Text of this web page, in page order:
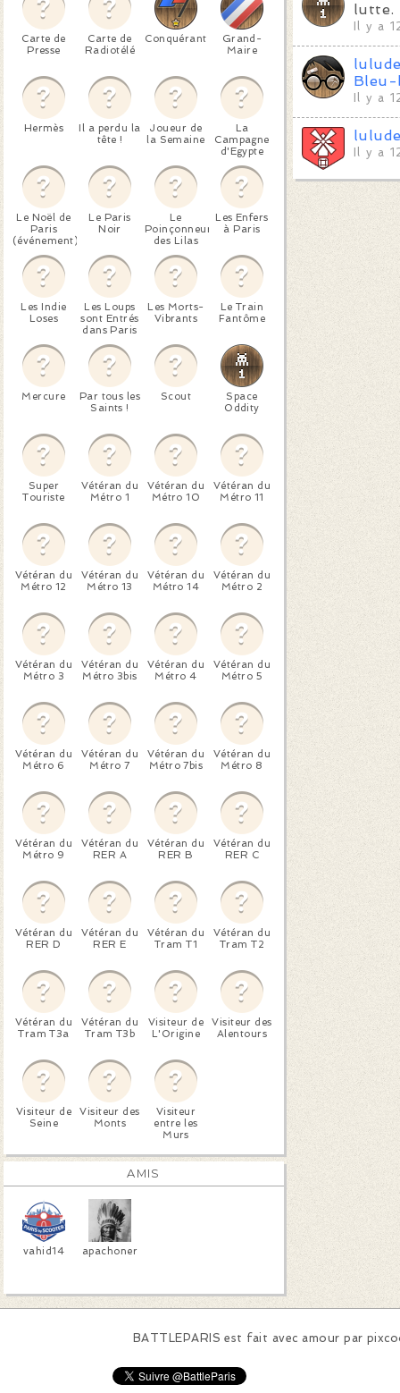
Carte de
Presse
Carte de
Radiotélé
Conquérant
Grand-
Maire
Hermès
Il a perdu la
tête !
Joueur de
la Semaine
La
Campagne
d'Egypte
Le Noël de
Paris
(événement)
Le Paris
Noir
Le
Poinçonneur
des Lilas
Les Enfers
à Paris
Les Indie
Loses
Les Loups
sont Entrés
dans Paris
Les Morts-
Vibrants
Le Train
Fantôme
Mercure
Par tous les
Saints !
Scout
Space
Oddity
Super
Touriste
Vétéran du
Métro 1
Vétéran du
Métro 10
Vétéran du
Métro 11
Vétéran du
Métro 12
Vétéran du
Métro 13
Vétéran du
Métro 14
Vétéran du
Métro 2
Vétéran du
Métro 3
Vétéran du
Métro 3bis
Vétéran du
Métro 4
Vétéran du
Métro 5
Vétéran du
Métro 6
Vétéran du
Métro 7
Vétéran du
Métro 7bis
Vétéran du
Métro 8
Vétéran du
Métro 9
Vétéran du
RER A
Vétéran du
RER B
Vétéran du
RER C
Vétéran du
RER D
Vétéran du
RER E
Vétéran du
Tram T1
Vétéran du
Tram T2
Vétéran du
Tram T3a
Vétéran du
Tram T3b
Visiteur de
L'Origine
Visiteur des
Alentours
Visiteur de
Seine
Visiteur des
Monts
Visiteur
entre les
Murs
AMIS
vahid14 apachoner
lutte.
Il y a
Il y a
Il y a
BATTLEPARIS est fait avec amour par